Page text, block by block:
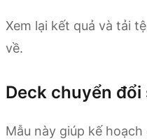
Xem lại kết quả và tải
về.
Deck chuyển đổi
Mẫu này giúp kế